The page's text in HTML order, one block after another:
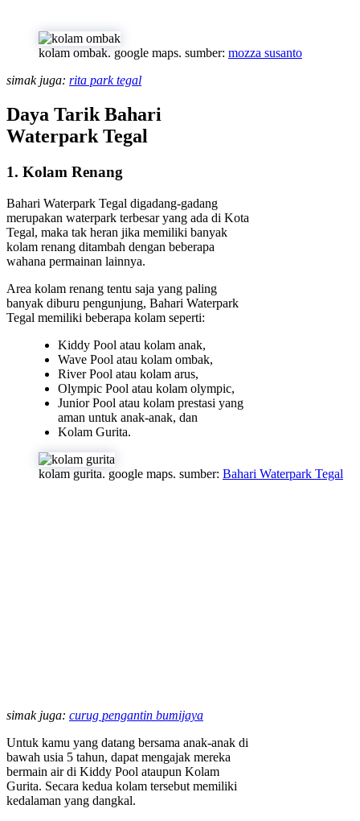
kolam ombak. google maps. sumber: mozza susanto
simak juga: rita park tegal
Daya Tarik Bahari
Waterpark Tegal
1. Kolam Renang
Bahari Waterpark Tegal digadang-gadang
merupakan waterpark terbesar yang ada di Kota
Tegal, maka tak heran jika memiliki banyak
kolam renang ditambah dengan beberapa
wahana permainan lainnya.
Area kolam renang tentu saja yang paling
banyak diburu pengunjung, Bahari Waterpark
Tegal memiliki beberapa kolam seperti:
Kiddy Pool atau kolam anak,
Wave Pool atau kolam ombak,
River Pool atau kolam arus,
Olympic Pool atau kolam olympic,
Junior Pool atau kolam prestasi yang
aman untuk anak-anak, dan
Kolam Gurita.
kolam gurita. google maps. sumber: Bahari Waterpark Tegal
simak juga: curug pengantin bumijaya
Untuk kamu yang datang bersama anak-anak di
bawah usia 5 tahun, dapat mengajak mereka
bermain air di Kiddy Pool ataupun Kolam
Gurita. Secara kedua kolam tersebut memiliki
kedalaman yang dangkal.